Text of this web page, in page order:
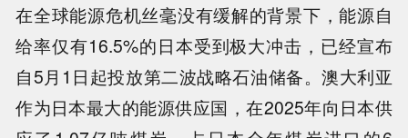
在全球能源危机丝毫没有缓解的背景下，能源自
给率仅有16.5%的日本受到极大冲击，已经宣布
自5月1日起投放第二波战略石油储备。澳大利亚
作为日本最大的能源供应国，在2025年向日本供